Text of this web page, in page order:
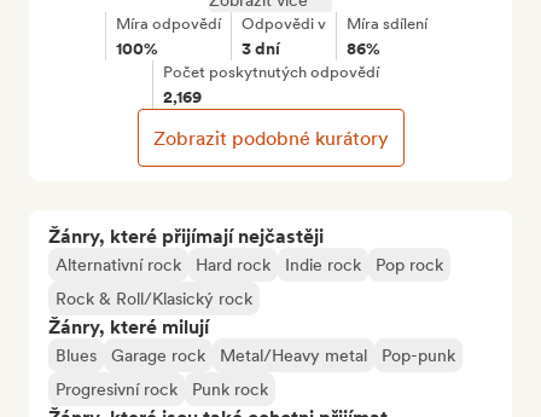
Žánry, které přijímají nejčastěji
Alternativní rock Hard rock Indie rock
Pop rock
Rock & Roll/Klasický rock
Žánry, které milují
Blues Garage rock Metal/Heavy metal
Pop-punk
Progresivní rock
Punk rock
Míra odpovědí
100%
Odpovědi v
3 dní
Míra sdílení
86%
Počet poskytnutých odpovědí
2,169
Zobrazit podobné kurátory